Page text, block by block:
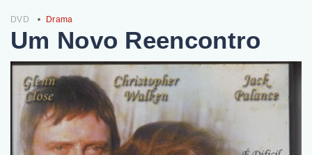
DVD Drama
Um Novo Reencontro